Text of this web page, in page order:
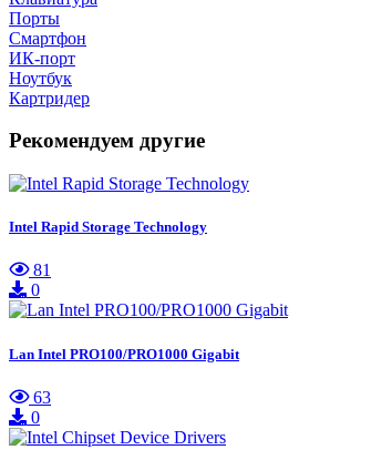
Порты
Смартфон
ИК-порт
Ноутбук
Картридер
Рекомендуем другие
Intel Rapid Storage Technology
81
0
Lan Intel PRO100/PRO1000 Gigabit
63
0